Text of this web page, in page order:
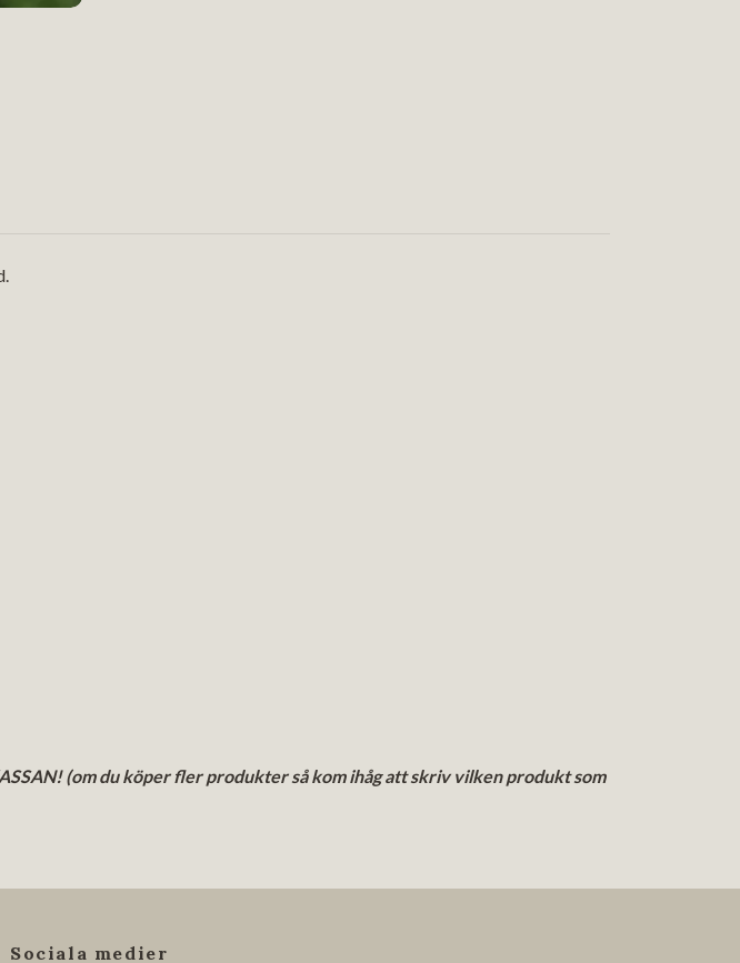
(om du köper fler produkter så kom ihåg att skriv vilken produkt som
Sociala medier